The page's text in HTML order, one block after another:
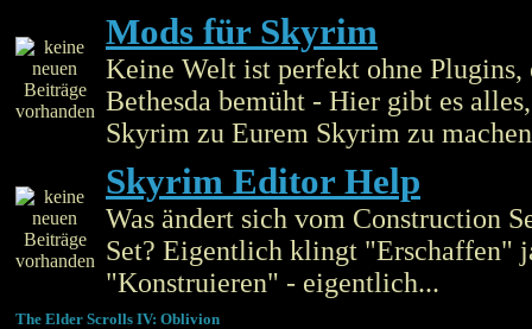
Mods für Skyrim
Keine Welt ist perfekt ohne Plugins,
Bethesda bemüht - Hier gibt es
Skyrim zu Eurem Skyrim zu
Skyrim Editor Help
Was ändert sich vom Construction
Set? Eigentlich klingt "Erschaffen"
"Konstruieren" - eigentlich...
The Elder Scrolls IV: Oblivion